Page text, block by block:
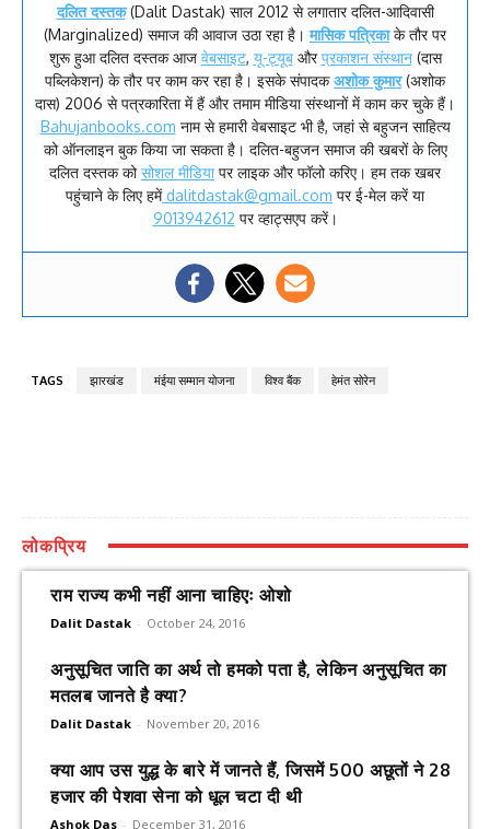
दलित दस्तक (Dalit Dastak) साल 2012 से लगातार दलित-आदिवासी
(Marginalized) समाज की आवाज उठा रहा है।मासिक पत्रिकाके तौर पर
शुरू हुआ दलित दस्तक आज वेबसाइट, यू-ट्यूबऔरप्रकाशन संस्थान(दास
पब्लिकेशन) के तौर पर काम कर रहा है। इसके संपादक अशोक कुमार (अशोक
दास) 2006 से पत्रकारिता में हैं और तमाम मीडिया संस्थानों में काम कर चुके हैं।
Bahujanbooks.com नाम से हमारी वेबसाइट भी है, जहां से बहुजन साहित्य
को ऑनलाइन बुक किया जा सकता है। दलित-बहुजन समाज की खबरों के लिए
दलित दस्तक कोसोशल मीडियापर लाइक और फॉलो करिए। हम तक खबर
पहुंचाने के लिए हमेंdalitdastak@gmail.com पर ई-मेल करें या
9013942612 पर व्हाट्सएप करें।
TAGS झारखंड मंईया सम्मान योजना विश्व बैंक हेमंत सोरेन
लोकप्रिय
राम राज्य कभी नहीं आना चाहिएः ओशो
Dalit Dastak - October 24, 2016
अनुसूचित जाति का अर्थ तो हमको पता है, लेकिन अनुसूचित का
मतलब जानते है क्या?
Dalit Dastak - November 20, 2016
क्या आप उस युद्ध के बारे में जानते हैं, जिसमें 500 अछूतों ने 28
हजार की पेशवा सेना को धूल चटा दी थी
Ashok Das - December 31, 2016